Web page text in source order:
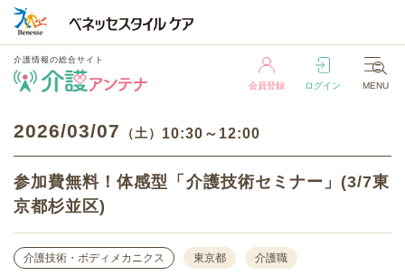
介護情報の総合サイト
会員登録 ログイン MENU
2026 03/07 （土） 10:30～12:00
参加費無料！体感型「介護技術セミナー」(3/7東
京都杉並区)
介護技術・ボディメカニクス 東京都 介護職